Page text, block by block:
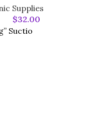
Supplies
$32.00
Suctio